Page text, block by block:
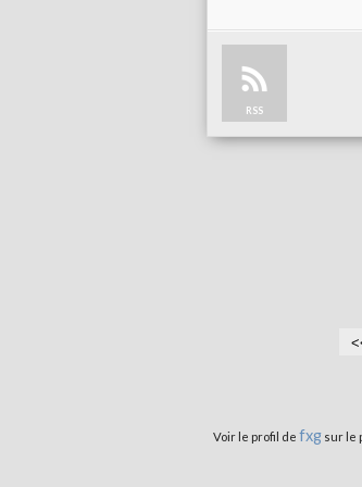
RSS
Voir le profil de fxgsur le